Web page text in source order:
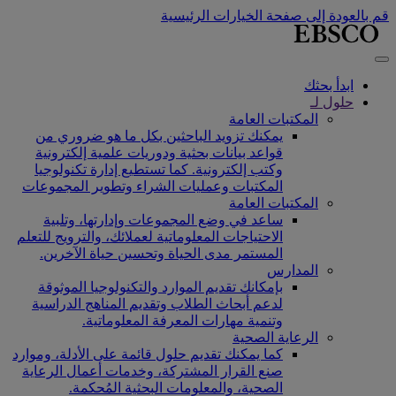
قم بالعودة إلى صفحة الخيارات الرئيسية
ابدأ بحثك
حلول لـ
المكتبات العامة
يمكنك تزويد الباحثين بكل ما هو ضروري من
قواعد بيانات بحثية ودوريات علمية إلكترونية
وكتب إلكترونية. كما تستطيع إدارة تكنولوجيا
المكتبات وعمليات الشراء وتطوير المجموعات
المكتبات العامة
ساعد في وضع المجموعات وإدارتها، وتلبية
الاحتياجات المعلوماتية لعملائك، والترويج للتعلم
المستمر مدى الحياة وتحسين حياة الآخرين.
المدارس
بإمكانك تقديم الموارد والتكنولوجيا الموثوقة
لدعم أبحاث الطلاب وتقديم المناهج الدراسية
وتنمية مهارات المعرفة المعلوماتية.
الرعاية الصحية
كما يمكنك تقديم حلول قائمة على الأدلة، وموارد
صنع القرار المشتركة، وخدمات أعمال الرعاية
الصحية، والمعلومات البحثية المُحكمة.